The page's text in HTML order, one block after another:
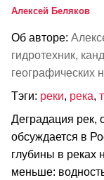
Алексей Беляков
Об авторе:
гидротехник,
географических
Тэги: реки, река,
Деградация рек,
обсуждается в
глубины в реках
меньше: